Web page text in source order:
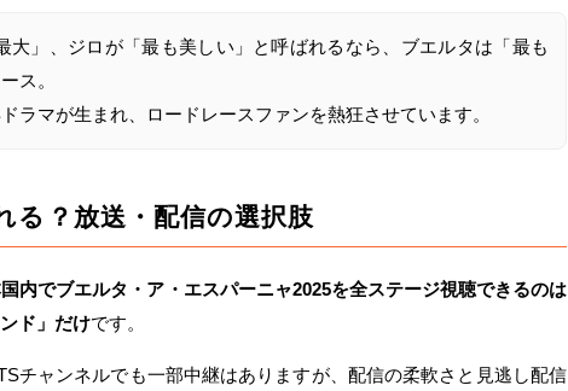
大」、ジロが「最も美しい」と呼ばれるなら、ブエルタは「最も
ス。
ラマが生まれ、ロードレースファンを熱狂させています。
る？放送・配信の選択肢
国内でブエルタ・ア・エスパーニャ2025を全ステージ視聴できるのは
ド」だけです。
チャンネルでも一部中継はありますが、配信の柔軟さと見逃し配信